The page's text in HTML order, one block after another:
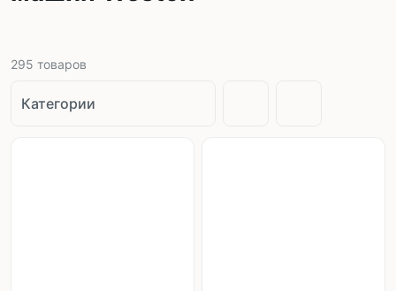
295 товаров
Категории